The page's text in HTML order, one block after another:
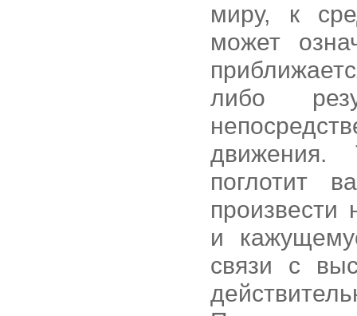
миру, к
может
либо
движения.
поглотит
произвести
и
связи с